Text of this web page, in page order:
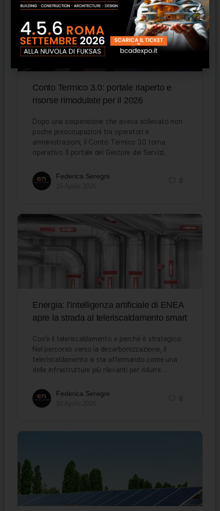
Conto Termico 3.0: portale riaperto e
risorse rimodulate per il 2026
Dopo una sospensione che aveva sollevato non
poche preoccupazioni tra operatori e
amministrazioni, il Conto Termico 3.0 torna
operativo. Il portale del Gestore dei Servizi…
Federica Seregni
0
Energia: l’intelligenza artificiale di ENEA
apre la strada al teleriscaldamento smart
Cos’è il teleriscaldamento e perché è strategico
Nel percorso verso la decarbonizzazione, il
teleriscaldamento si sta affermando come una
delle infrastrutture più rilevanti per ridurre…
Federica Seregni
0